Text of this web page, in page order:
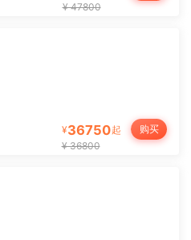
¥ 47800
¥36750起
购买
¥ 36800